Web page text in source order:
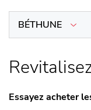
BÉTHUNE
Essayez acheter